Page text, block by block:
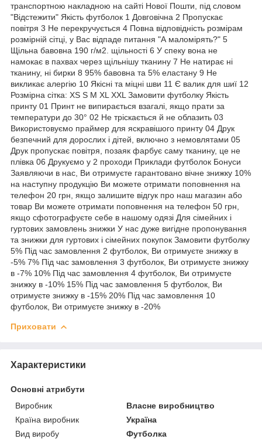
транспортною накладною на сайті Нової Пошти, під словом
"Відстежити" Якість футболок 1 Довговічна 2 Пропускає
повітря 3 Не перекручується 4 Повна відповідність розмірам
розмірній сітці, у Вас відпаде питання "А маломірять?" 5
Щільна бавовна 190 г/м2. щільності 6 У спеку вона не
намокає в пахвах через щільнішу тканину 7 Не натирає ні
тканину, ні бирки 8 95% бавовна та 5% еластану 9 Не
викликає алергію 10 Якісні та міцні шви 11 Є валик для шиї 12
Розмірна сітка: XS S M XL XXL Замовити футболку Якість
принту 01 Принт не випирається взагалі, якщо прати за
температури до 30° 02 Не тріскається й не облазить 03
Використовуємо праймер для яскравішого принту 04 Друк
безпечний для дорослих і дітей, включно з немовлятами 05
Друк пропускає повітря, позаяк фарбує саму тканину, це не
плівка 06 Друкуємо у 2 проходи Приклади футболок Бонуси
Заявляючи в нас, Ви отримуєте гарантовано вічне знижку 10%
на наступну продукцію Ви можете отримати поповнення на
телефон 20 грн, якщо залишите відгук про наш магазин або
товар Ви можете отримати поповнення на телефон 50 грн,
якщо сфотографуєте себе в нашому одязі Для сімейних і
гуртових замовлень знижки У нас дуже вигідне пропонування
та знижки для гуртових і сімейних покупок Замовити футболку
5% Під час замовлення 2 футболок, Ви отримуєте знижку в
-5% 7% Під час замовлення 3 футболок, Ви отримуєте знижку
в -7% 10% Під час замовлення 4 футболок, Ви отримуєте
знижку в -10% 15% Під час замовлення 5 футболок, Ви
отримуєте знижку в -15% 20% Під час замовлення 10
футболок, Ви отримуєте знижку в -20%
Приховати
Характеристики
Основні атрибути
Виробник
Власне виробництво
Країна виробник
Україна
Вид виробу
Футболка